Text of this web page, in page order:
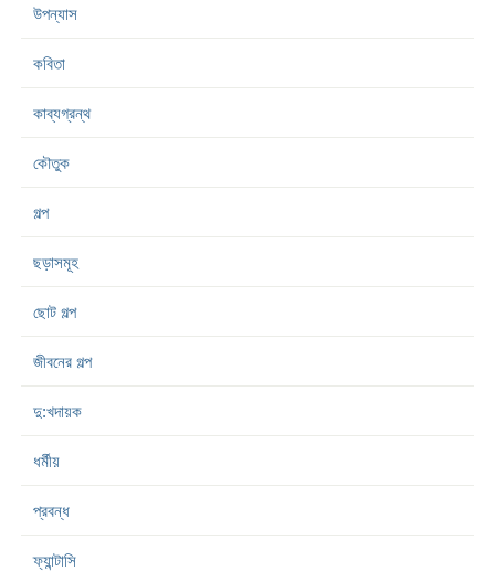
উপন্যাস
কবিতা
কাব্যগ্রন্থ
কৌতুক
গল্প
ছড়াসমূহ
ছোট গল্প
জীবনের গল্প
দু:খদায়ক
ধর্মীয়
প্রবন্ধ
ফ্যান্টাসি